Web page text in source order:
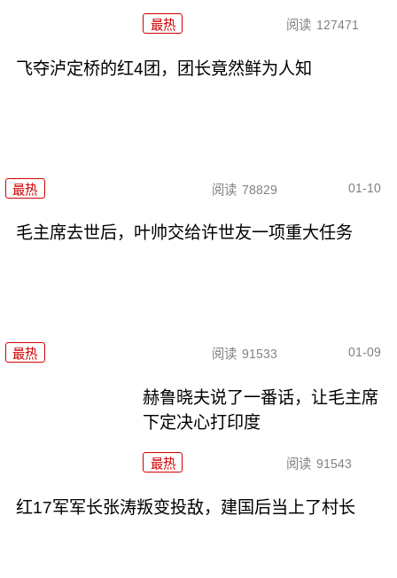
最热 阅读 127471
飞夺泸定桥的红4团，团长竟然鲜为人知
最热 阅读 78829 01-10
毛主席去世后，叶帅交给许世友一项重大任务
最热 阅读 91533 01-09
赫鲁晓夫说了一番话，让毛主席
下定决心打印度
最热 阅读 91543
红17军军长张涛叛变投敌，建国后当上了村长